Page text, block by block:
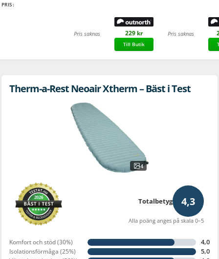
PRIS:
Pris saknas 229 kr
Till Butik
Pris saknas
Therm-a-Rest Neoair Xtherm – Bäst i Test
4
Komfort och stöd (30%) 4,0
Isolationsförmåga (25%) 5,0
Totalbetyg 4,3
Alla poäng anges på skala 0–5